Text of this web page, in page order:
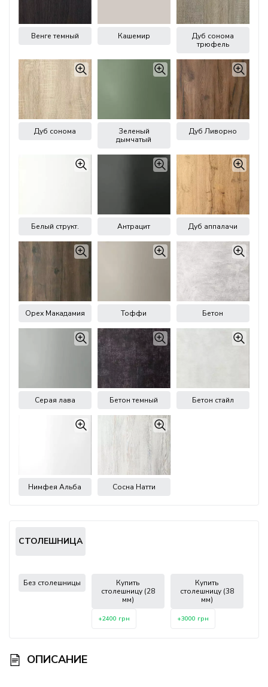
Венге темный Кашемир
Дуб сонома
трюфель
Дуб сонома
Зеленый
дымчатый
Дуб Ливорно
Белый структ. Антрацит Дуб аппалачи
Орех Макадамия Тоффи Бетон
Серая лава Бетон темный Бетон стайл
Нимфея Альба Сосна Натти
СТОЛЕШНИЦА
Без столешницы
Купить
столешницу (28
мм)
+2400 грн
Купить
столешницу (38
мм)
+3000 грн
ОПИСАНИЕ